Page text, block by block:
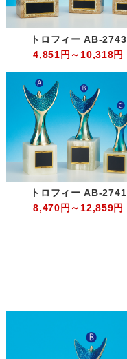
トロフィー AB-2743
4,851円～10,318円
トロフィー AB-2741
8,470円～12,859円